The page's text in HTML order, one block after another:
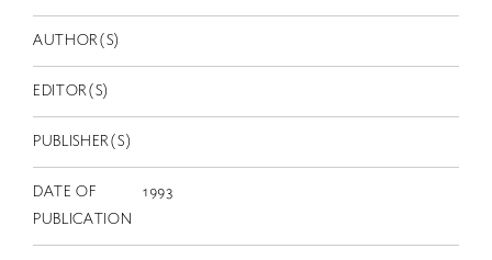
JP
EN
AUTHOR(S)
EDITOR(S)
PUBLISHER(S)
DATE OF
PUBLICATION
1993